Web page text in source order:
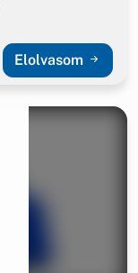
Elolvasom